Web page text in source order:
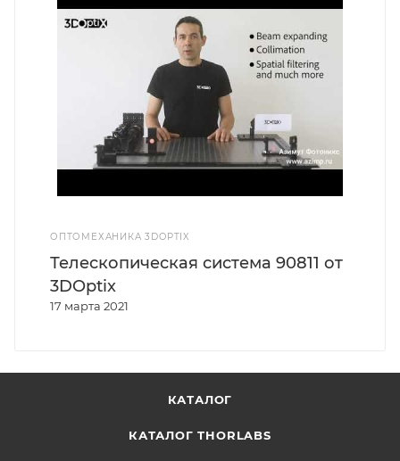
ОПТОМЕХАНИКА 3DOPTIX
17 марта 2021
Телескопическая система 90811 от
3DOptix
КАТАЛОГ
КАТАЛОГ THORLABS